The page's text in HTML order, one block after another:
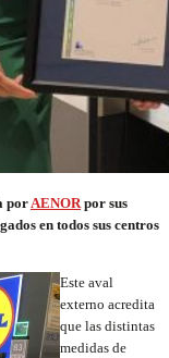
porAENORpor sus
en todos sus centros
Este aval
externo acredita
que las distintas
medidas de